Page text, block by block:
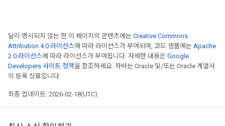
달리 명시되지 않는 한 이 페이지의 콘텐츠에는 Creative Commons
Attribution 4.0 라이선스에 따라 라이선스가 부여되며, 코드 샘플에는 Apache
2.0 라이선스에 따라 라이선스가 부여됩니다. 자세한 내용은 Google
Developers 사이트 정책을 참조하세요. 자바는 Oracle 및/또는 Oracle 계열사
의 등록 상표입니다.
최종 업데이트: 2026-02-18(UTC)